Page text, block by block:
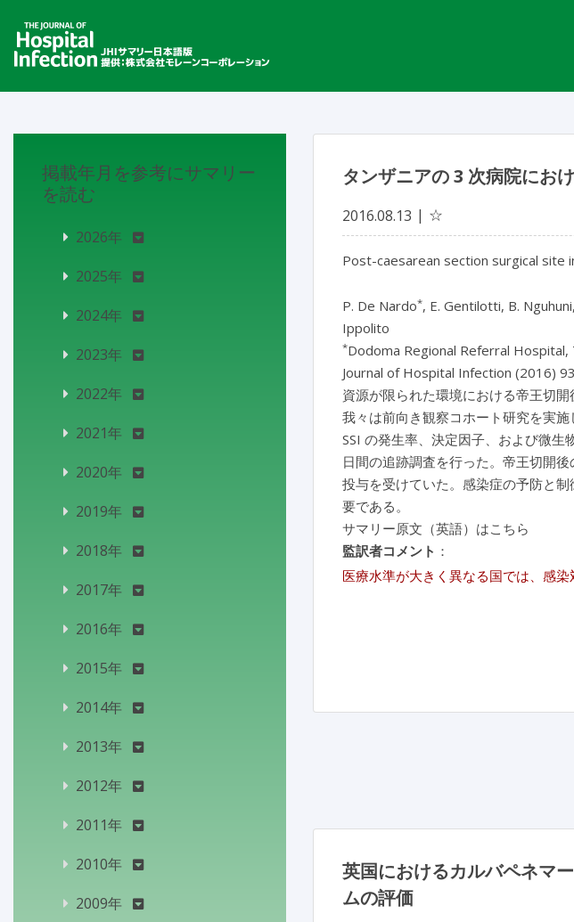
タンザニアの 3 次病院にお
2016.08.13 ☆
Post-caesarean section surgical
P. De Nardo*, E. Gentilotti, B.
Ippolito
*Dodoma Regional Referral Hospital,
Journal of Hospital Infection (2016)
資源が限られた環境における帝王切
我々は前向き観察コホート研究を実
SSI の発生率、決定因子、および微
日間の追跡調査を行った。帝王切開
投与を受けていた。感染症の予防と
要である。
サマリー原文（英語）はこちら
監訳者コメント ：
医療水準が大きく異なる国では、感
英国におけるカルバペネマ
ムの評価
掲載年月を参考にサマリー
を読む
2026年
2025年
2024年
2023年
2022年
2021年
2020年
2019年
2018年
2017年
2016年
2015年
2014年
2013年
2012年
2011年
2010年
2009年